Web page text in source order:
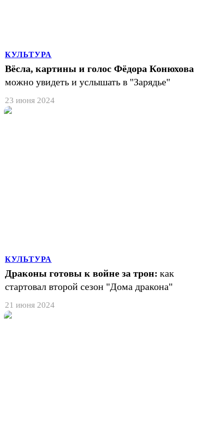
КУЛЬТУРА
Вёсла, картины и голос Фёдора Конюхова
можно увидеть и услышать в "Зарядье"
23 июня 2024
КУЛЬТУРА
Драконы готовы к войне за трон: как
стартовал второй сезон "Дома дракона"
21 июня 2024